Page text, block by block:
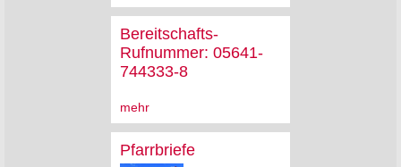
Bereitschafts-
Rufnummer: 05641-
744333-8
mehr
Pfarrbriefe